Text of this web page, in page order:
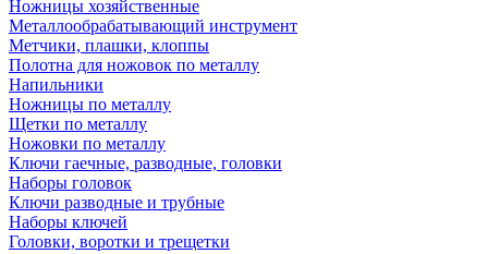
Ножницы хозяйственные
Металлообрабатывающий инструмент
Метчики, плашки, клоппы
Полотна для ножовок по металлу
Напильники
Ножницы по металлу
Щетки по металлу
Ножовки по металлу
Ключи гаечные, разводные, головки
Наборы головок
Ключи разводные и трубные
Наборы ключей
Головки, воротки и трещетки